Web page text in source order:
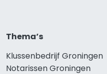
Thema’s
Klussenbedrijf Groningen
Notarissen Groningen